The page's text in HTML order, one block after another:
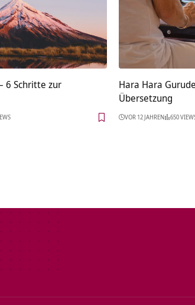
6 Schritte zur
Hara Hara
Übersetzung
VOR 12 JAHREN 650